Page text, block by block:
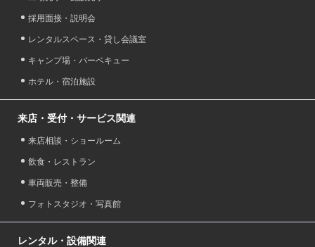
採用面接・説明会
レンタルスペース・貸し会議室
キャンプ場・バーベキュー
ホテル・宿泊施設
来店・受付・サービス関連
来店相談・ショールーム
飲食・レストラン
車両販売・整備
フォトスタジオ・写真館
レンタル・設備関連